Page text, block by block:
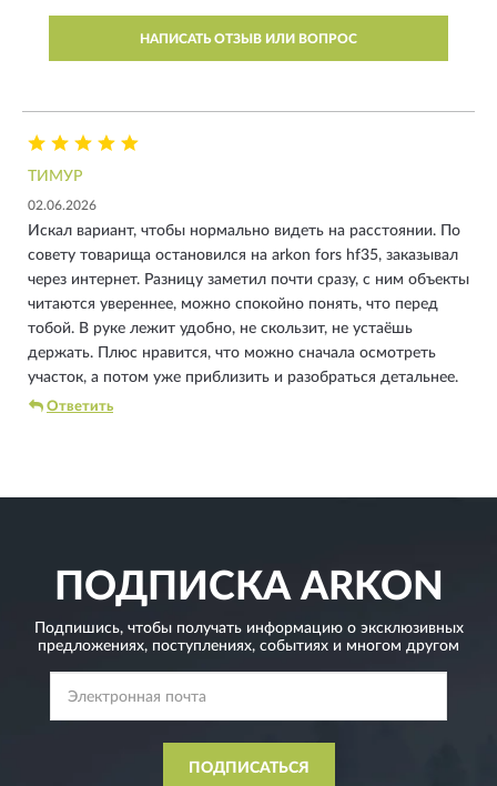
НАПИСАТЬ ОТЗЫВ ИЛИ ВОПРОС
ТИМУР
02.06.2026
Искал вариант, чтобы нормально видеть на расстоянии. По
совету товарища остановился на arkon fors hf35, заказывал
через интернет. Разницу заметил почти сразу, с ним объекты
читаются увереннее, можно спокойно понять, что перед
тобой. В руке лежит удобно, не скользит, не устаёшь
держать. Плюс нравится, что можно сначала осмотреть
участок, а потом уже приблизить и разобраться детальнее.
Ответить
ПОДПИСКАARKON
Подпишись, чтобы получать информацию о эксклюзивных
предложениях, поступлениях, событиях и многом другом
ПОДПИСАТЬСЯ